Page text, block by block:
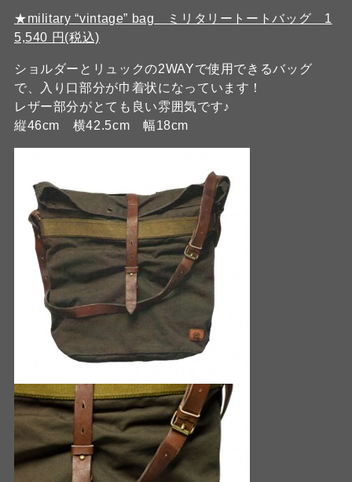
★military “vintage” bag ミリタリートートバッグ 1
5,540 円(税込)
ショルダーとリュックの2WAYで使用できるバッグ
で、入り口部分が巾着状になっています！
レザー部分がとても良い雰囲気です♪
縦46cm 横42.5cm 幅18cm